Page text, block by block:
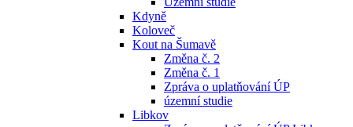
Kdyně
Koloveč
Kout na Šumavě
Změna č. 2
Změna č. 1
Zpráva o uplatňování ÚP
územní studie
Libkov